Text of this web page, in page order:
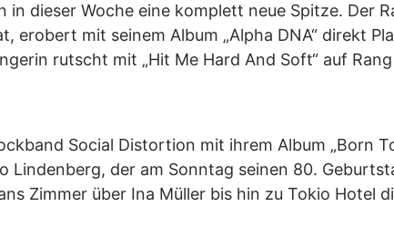
in dieser Woche eine komplett neue Spitze. Der
erobert mit seinem Album „Alpha DNA“ direkt
rutscht mit „Hit Me Hard And Soft“ auf
Social Distortion mit ihrem Album „Born
Lindenberg, der am Sonntag seinen 80.
Zimmer über Ina Müller bis hin zu Tokio Hotel